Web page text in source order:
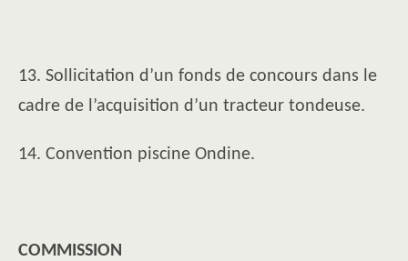
13. Sollicitation d’un fonds de concours dans le
cadre de l’acquisition d’un tracteur tondeuse.
14. Convention piscine Ondine.
COMMISSION